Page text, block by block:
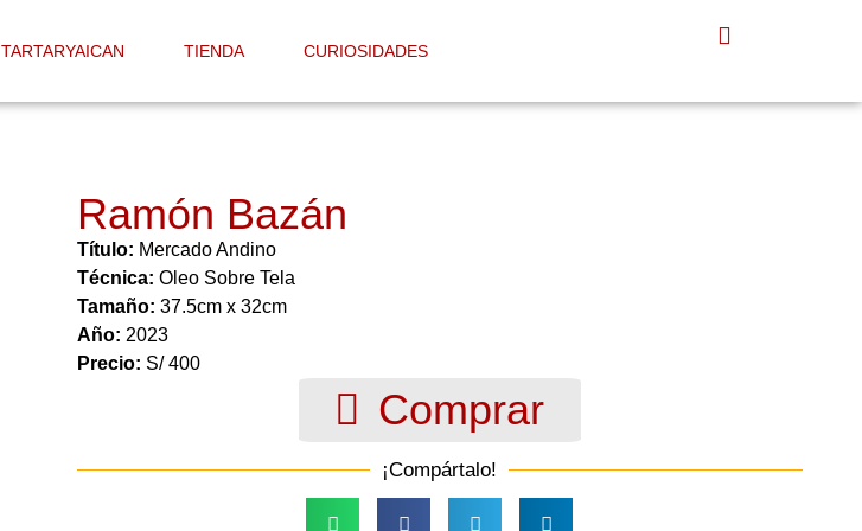
TARTARYAICAN TIENDA CURIOSIDADES
Ramón Bazán
Título: Mercado Andino
Técnica: Oleo Sobre Tela
Tamaño: 37.5cm x 32cm
Año: 2023
Precio: S/ 400
Comprar
¡Compártalo!